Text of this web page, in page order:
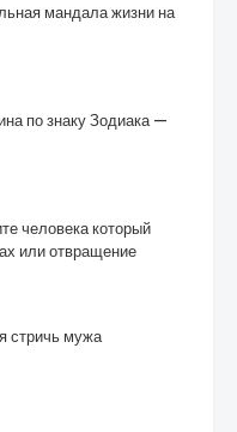
мандала жизни на
по знаку Зодиака —
человека который
или отвращение
стричь мужа